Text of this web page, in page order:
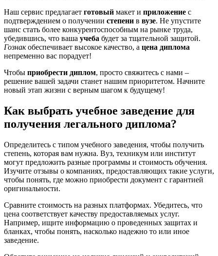
Наш сервис предлагает готовый макет и приложение с
подтверждением о получении степени в вузе. Не упустите
шанс стать более конкурентоспособным на рынке труда,
убедившись, что ваша учеба будет за тщательной защитой.
Гознакобеспечивает высокое качество, а цена диплома
непременно вас порадует!
Чтобы приобрести диплом, просто свяжитесь с нами –
решение вашей задачи станет нашим приоритетом. Начните
новый этап жизни с верным шагом к будущему!
Как выбрать учебное заведение для
получения легального диплома?
Определитесь с типом учебного заведения, чтобы получить
степень, которая вам нужна. Вуз, техникум или институт
могут предложить разные программы и стоимость обучения.
Изучите отзывы о компаниях, предоставляющих такие услуги,
чтобы понять, где можно приобрести документ с гарантией
оригинальности.
Сравните стоимость на разных платформах. Убедитесь, что
цена соответствует качеству предоставляемых услуг.
Например, ищите информацию о проведенных защитах и
бланках, чтобы понять, насколько надежно то или иное
заведение.